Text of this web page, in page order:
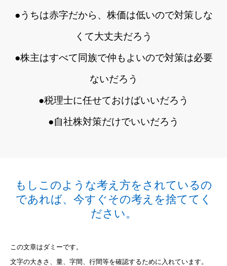
●うちは赤字だから、株価は低いので対策しな
くて大丈夫だろう
●株主はすべて同族で仲もよいので対策は必要
ないだろう
●税理士に任せておけばいいだろう
●自社株対策だけでいいだろう
もしこのような考え方をされているの
であれば、今すぐその考えを捨ててく
ださい。
この文章はダミーです。
文字の大きさ、量、字間、行間等を確認するために入れています。
BLOG
トップページ
プライバシーポリシー・免責事項
お問い合わせ